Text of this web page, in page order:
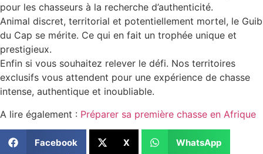
pour les chasseurs à la recherche d’authenticité.
Animal discret, territorial et potentiellement mortel, le Guib
du Cap se mérite. Ce qui en fait un trophée unique et
prestigieux.
Enfin si vous souhaitez relever le défi. Nos territoires
exclusifs vous attendent pour une expérience de chasse
intense, authentique et inoubliable.
A lire également : Préparer sa première chasse en Afrique
Facebook X WhatsApp